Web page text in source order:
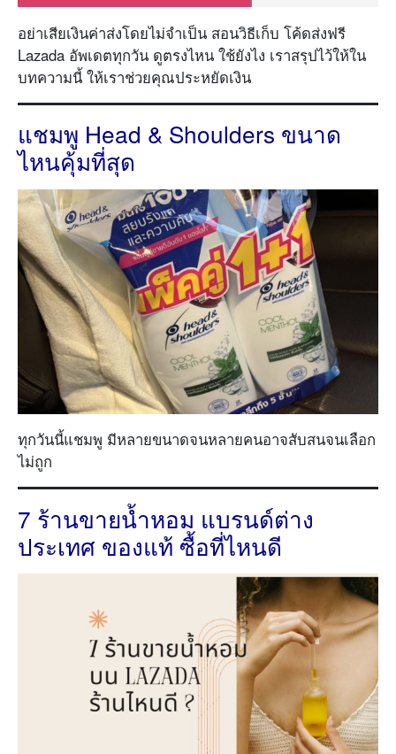
อย่าเสียเงินค่าส่งโดยไม่จำเป็น สอนวิธีเก็บ โค้ดส่งฟรี
Lazada อัพเดตทุกวัน ดูตรงไหน ใช้ยังไง เราสรุปไว้ให้ใน
บทความนี้ ให้เราช่วยคุณประหยัดเงิน
แชมพู Head & Shoulders ขนาด
ไหนคุ้มที่สุด
ทุกวันนี้แชมพู มีหลายขนาดจนหลายคนอาจสับสนจนเลือก
ไม่ถูก
7 ร้านขายน้ำหอม แบรนด์ต่าง
ประเทศ ของแท้ ซื้อที่ไหนดี